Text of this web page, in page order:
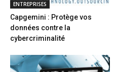
ENTREPRISES
Capgemini : Protège vos
données contre la
cybercriminalité